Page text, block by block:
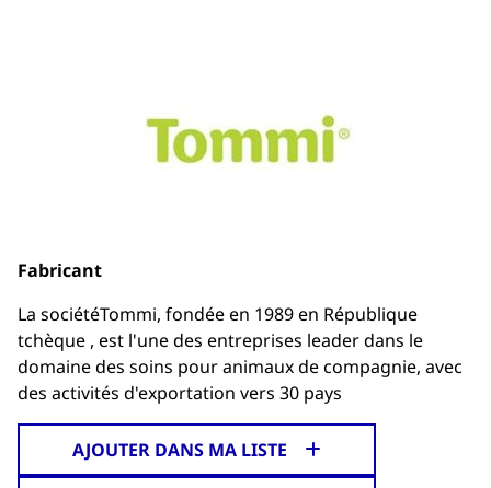
Fabricant
La sociétéTommi, fondée en 1989 en République
tchèque , est l'une des entreprises leader dans le
domaine des soins pour animaux de compagnie, avec
des activités d'exportation vers 30 pays
AJOUTER DANS MA LISTE